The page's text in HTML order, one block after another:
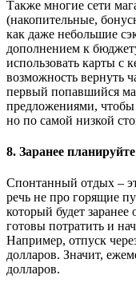
Также многие сети
(накопительные,
как даже небольшие
дополнением к
использовать карты с
возможность вернуть
первый попавшийся
предложениями, чтобы
но по самой низкой
8. Заранее
Спонтанный отдых –
речь не про горящие
который будет
готовы потратить и
Например, отпуск
долларов. Значит,
долларов.